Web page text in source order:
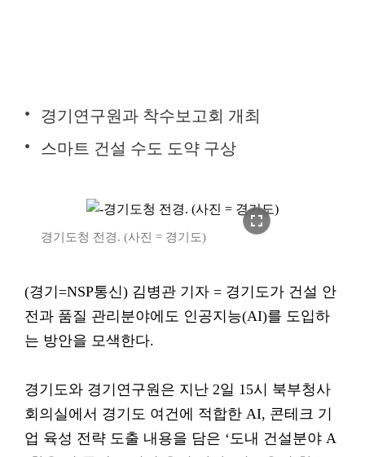
경기연구원과 착수보고회 개최
스마트 건설 수도 도약 구상
fullscreen
경기도청 전경. (사진 = 경기도)
(경기=NSP통신) 김병관 기자 = 경기도가 건설 안
전과 품질 관리분야에도 인공지능(AI)를 도입하
는 방안을 모색한다.
경기도와 경기연구원은 지난 2일 15시 북부청사
회의실에서 경기도 여건에 적합한 AI, 콘테크 기
업 육성 전략 도출 내용을 담은 ‘도내 건설분야 A